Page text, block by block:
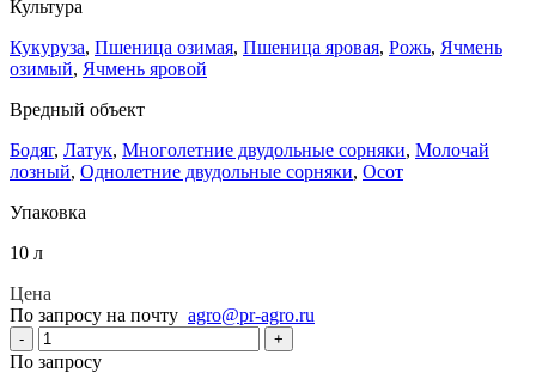
Культура
Кукуруза, Пшеница озимая, Пшеница яровая, Рожь, Ячмень
озимый, Ячмень яровой
Вредный объект
Бодяг, Латук, Многолетние двудольные сорняки, Молочай
лозный, Однолетние двудольные сорняки, Осот
Упаковка
10 л
Цена
По запросу на почту agro@pr-agro.ru
- +
По запросу